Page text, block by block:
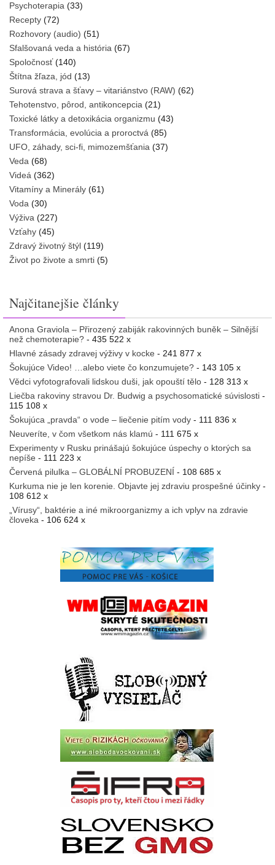
Psychoterapia (33)
Recepty (72)
Rozhovory (audio) (51)
Sfalšovaná veda a história (67)
Spoločnosť(140)
Štítna žľaza, jód (13)
Surová strava a šťavy – vitariánstvo (RAW) (62)
Tehotenstvo, pôrod, antikoncepcia (21)
Toxické látky a detoxikácia organizmu (43)
Transformácia, evolúcia a proroctvá (85)
UFO, záhady, sci-fi, mimozemšťania (37)
Veda (68)
Videá (362)
Vitamíny a Minerály (61)
Voda (30)
Výživa (227)
Vzťahy (45)
Zdravý životný štýl (119)
Život po živote a smrti (5)
Najčitanejšie články
Anona Graviola – Přirozený zabiják rakovinných buněk – Silnější
než chemoterapie? - 435 522 x
Hlavné zásady zdravej výživy v kocke - 241 877 x
Šokujúce Video! …alebo viete čo konzumujete? - 143 105 x
Vědci vyfotografovali lidskou duši, jak opouští tělo - 128 313 x
Liečba rakoviny stravou Dr. Budwig a psychosomatické súvislosti -
115 108 x
Šokujúca „pravda“ o vode – liečenie pitím vody - 111 836 x
Neuveríte, v čom všetkom nás klamú - 111 675 x
Experimenty v Rusku prinášajú šokujúce úspechy o ktorých sa
nepíše - 111 223 x
Červená pilulka – GLOBÁLNÍ PROBUZENÍ - 108 685 x
Kurkuma nie je len korenie. Objavte jej zdraviu prospešné účinky -
108 612 x
„Vírusy“, baktérie a iné mikroorganizmy a ich vplyv na zdravie
človeka - 106 624 x